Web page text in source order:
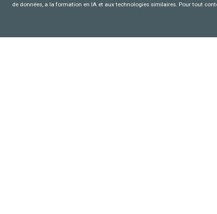
de données, a la formation en IA et aux technologies similaires. Pour tout